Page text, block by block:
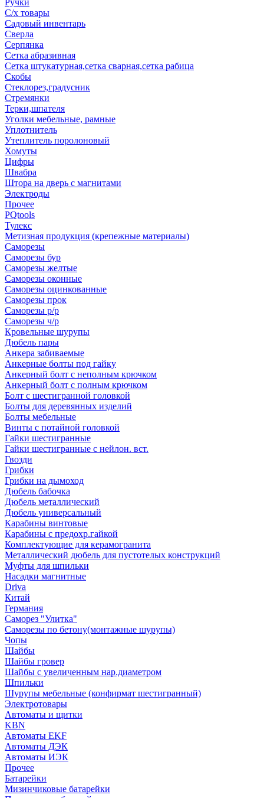
Ручки
С/х товары
Садовый инвентарь
Сверла
Серпянка
Сетка абразивная
Сетка штукатурная,сетка сварная,сетка рабица
Скобы
Стеклорез,градусник
Стремянки
Терки,шпателя
Уголки мебельные, рамные
Уплотнитель
Утеплитель поролоновый
Хомуты
Цифры
Швабра
Штора на дверь с магнитами
Электроды
Прочее
PQtools
Тулекс
Метизная продукция (крепежные материалы)
Саморезы
Саморезы бур
Саморезы желтые
Саморезы оконные
Саморезы оцинкованные
Саморезы прок
Саморезы р/р
Саморезы ч/р
Кровельные шурупы
Дюбель пары
Анкера забиваемые
Анкерные болты под гайку
Анкерный болт с неполным крючком
Анкерный болт с полным крючком
Болт с шестигранной головкой
Болты для деревянных изделий
Болты мебельные
Винты с потайной головкой
Гайки шестигранные
Гайки шестигранные с нейлон. вст.
Гвозди
Грибки
Грибки на дымоход
Дюбель бабочка
Дюбель металлический
Дюбель универсальный
Карабины винтовые
Карабины с предохр.гайкой
Комплектующие для керамогранита
Металлический дюбель для пустотелых конструкций
Муфты для шпильки
Насадки магнитные
Driva
Китай
Германия
Саморез "Улитка"
Саморезы по бетону(монтажные шурупы)
Чопы
Шайбы
Шайбы гровер
Шайбы с увеличенным нар.диаметром
Шпильки
Шурупы мебельные (конфирмат шестигранный)
Электротовары
Автоматы и щитки
KBN
Автоматы EKF
Автоматы ДЭК
Автоматы ИЭК
Прочее
Батарейки
Мизинчиковые батарейки